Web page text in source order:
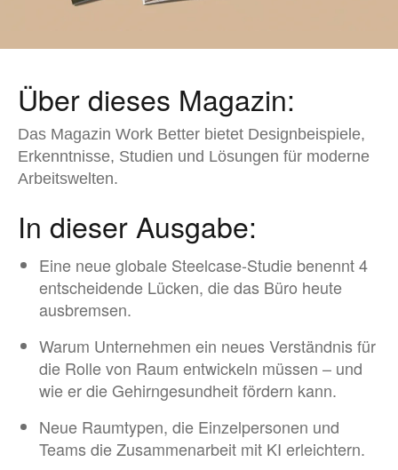
Über dieses Magazin:
Das Magazin Work Better bietet Designbeispiele,
Erkenntnisse, Studien und Lösungen für moderne
Arbeitswelten.
In dieser Ausgabe:
Eine neue globale Steelcase-Studie benennt 4
entscheidende Lücken, die das Büro heute
ausbremsen.
Warum Unternehmen ein neues Verständnis für
die Rolle von Raum entwickeln müssen – und
wie er die Gehirngesundheit fördern kann.
Neue Raumtypen, die Einzelpersonen und
Teams die Zusammenarbeit mit KI erleichtern.